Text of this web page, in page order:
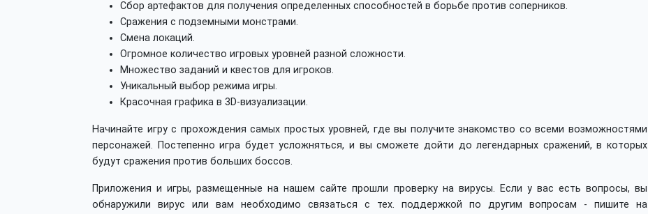
Сбор артефактов для получения определенных способностей в борьбе против соперников.
Сражения с подземными монстрами.
Смена локаций.
Огромное количество игровых уровней разной сложности.
Множество заданий и квестов для игроков.
Уникальный выбор режима игры.
Красочная графика в 3D-визуализации.
Начинайте игру с прохождения самых простых уровней, где вы получите знакомство со всеми возможностями
персонажей. Постепенно игра будет усложняться, и вы сможете дойти до легендарных сражений, в которых
будут сражения против больших боссов.
Приложения и игры, размещенные на нашем сайте прошли проверку на вирусы. Если у вас есть вопросы, вы
обнаружили вирус или вам необходимо связаться с тех. поддержкой по другим вопросам - пишите на